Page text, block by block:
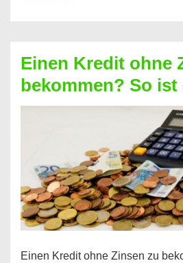
Festvertrag
für
jeden
erfahren
Sie
es
Einen Kredit ohne
bekommen? So
Einen Kredit ohne Zinsen zu